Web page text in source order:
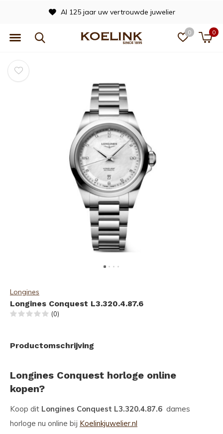
0 0
Al 125 jaar uw vertrouwde juwelier
Longines
Longines Conquest L3.320.4.87.6
(0)
Productomschrijving
Longines Conquest horloge online
kopen?
Koop dit Longines Conquest L3.320.4.87.6 dames
horloge nu online bij Koelinkjuwelier.nl